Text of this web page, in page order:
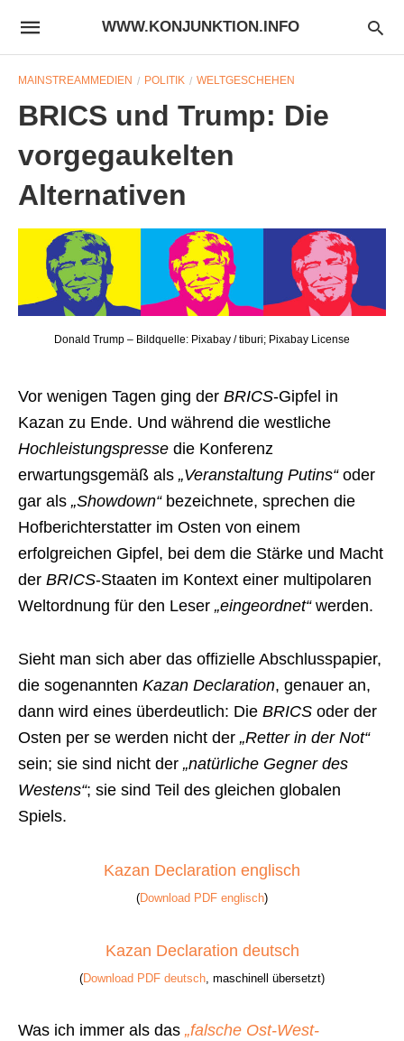
WWW.KONJUNKTION.INFO
MAINSTREAMMEDIEN POLITIK WELTGESCHEHEN
BRICS und Trump: Die
vorgegaukelten
Alternativen
Donald Trump – Bildquelle: Pixabay / tiburi; Pixabay License
Vor wenigen Tagen ging der BRICS-Gipfel in
Kazan zu Ende. Und während die westliche
Hochleistungspresse die Konferenz
erwartungsgemäß als „Veranstaltung Putins“oder
gar als „Showdown“bezeichnete, sprechen die
Hofberichterstatter im Osten von einem
erfolgreichen Gipfel, bei dem die Stärke und Macht
der BRICS-Staaten im Kontext einer multipolaren
Weltordnung für den Leser „eingeordnet“werden.
Sieht man sich aber das offizielle Abschlusspapier,
die sogenannten Kazan Declaration, genauer an,
dann wird eines überdeutlich: Die BRICS oder der
Osten per se werden nicht der „Retter in der Not“
sein; sie sind nicht der „natürliche Gegner des
Westens“; sie sind Teil des gleichen globalen
Spiels.
Kazan Declaration englisch
(Download PDF englisch)
Kazan Declaration deutsch
(Download PDF deutsch, maschinell übersetzt)
Was ich immer als das „falsche Ost-West-